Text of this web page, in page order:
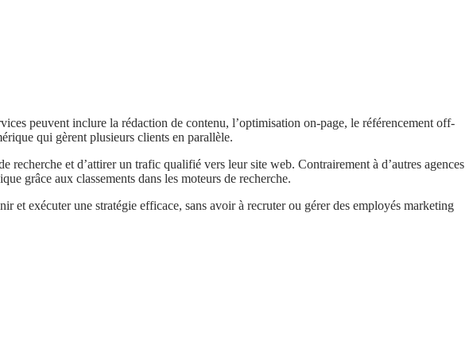
peuvent inclure la rédaction de contenu, l’optimisation on-page, le référencement off-
qui gèrent plusieurs clients en parallèle.
recherche et d’attirer un trafic qualifié vers leur site web. Contrairement à d’autres agences
grâce aux classements dans les moteurs de recherche.
et exécuter une stratégie efficace, sans avoir à recruter ou gérer des employés marketing